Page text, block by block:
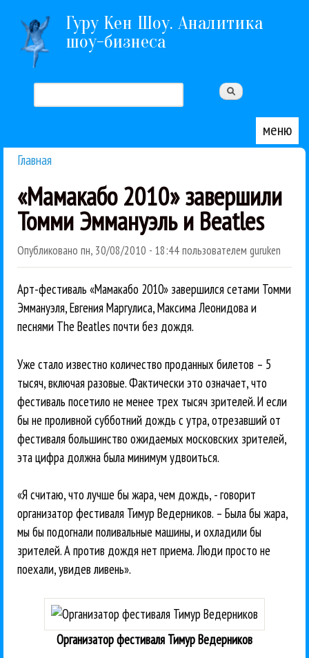
Перейти к основному содержанию
Гуру Кен Шоу. Аналитика
шоу-бизнеса
Форма поиска
меню
Главная
«Мамакабо 2010» завершили
Томми Эммануэль и Beatles
Опубликовано пн, 30/08/2010 - 18:44пользователем guruken
Арт-фестиваль «Мамакабо 2010» завершился сетами Томми
Эммануэля, Евгения Маргулиса, Максима Леонидова и
песнями The Beatles почти без дождя.
Уже стало известно количество проданных билетов – 5
тысяч, включая разовые. Фактически это означает, что
фестиваль посетило не менее трех тысяч зрителей. И если
бы не проливной субботний дождь с утра, отрезавший от
фестиваля большинство ожидаемых московских зрителей,
эта цифра должна была минимум удвоиться.
«Я считаю, что лучше бы жара, чем дождь, - говорит
организатор фестиваля Тимур Ведерников. – Была бы жара,
мы бы подогнали поливальные машины, и охладили бы
зрителей. А против дождя нет приема. Люди просто не
поехали, увидев ливень».
Организатор фестиваля Тимур Ведерников